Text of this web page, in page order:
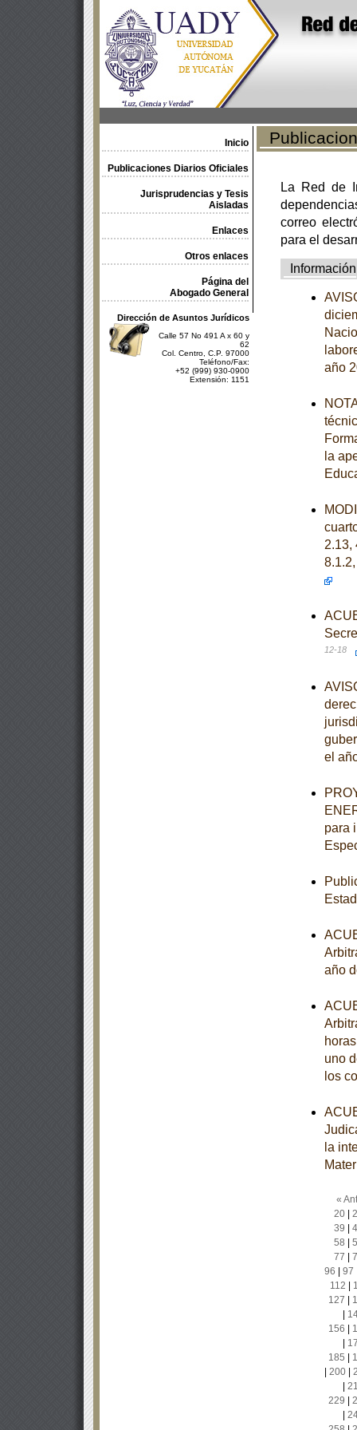
Inicio
Publicaciones Diarios Oficiales
Jurisprudencias y Tesis
Aisladas
Enlaces
Otros enlaces
Página del
Abogado General
Dirección de Asuntos Jurídicos
Calle 57 No 491 A x 60 y
62
Col. Centro, C.P. 97000
Teléfono/Fax:
+52 (999) 930-0900
Extensión: 1151
La Red de
correo
para el
Información
año
la
2.13,
12-18
el
para
año
uno
los
la
«
20|
39
58
77
96
97
112
127
156
185
200|
229